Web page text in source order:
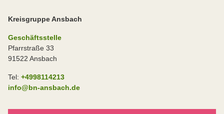
Kreisgruppe Ansbach
Geschäftsstelle
Pfarrstraße 33
91522 Ansbach
Tel: +4998114213
info@bn-ansbach.de